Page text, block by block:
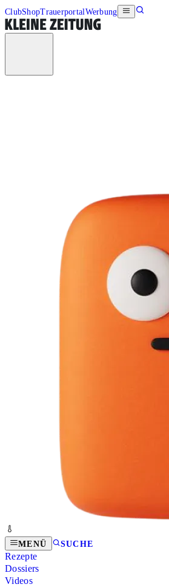
ClubShopTrauerportalWerbung
MENÜ SUCHE
Rezepte
Dossiers
Videos